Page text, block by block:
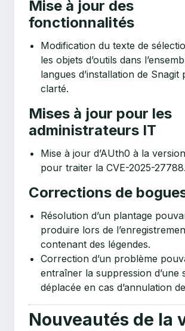
Mise à jour des
fonctionnalités
Modification du texte de
les objets d’outils dans
langues d’installation de Snagit
clarté.
Mises à jour pour les
administrateurs IT
Mise à jour d’AUth0 à la
pour traiter la CVE-2025-27788.
Corrections de
Résolution d’un plantage
produire lors de
contenant des légendes.
Correction d’un problème
entraîner la suppression d’une
déplacée en cas d’annulation
Nouveautés de la